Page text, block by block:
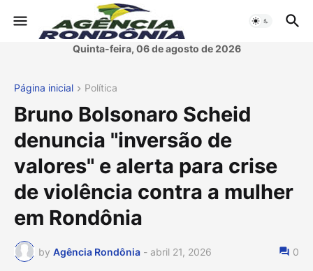
Quinta-feira, 06 de agosto de 2026
Página inicial Política
Bruno Bolsonaro Scheid
denuncia "inversão de
valores" e alerta para crise
de violência contra a mulher
em Rondônia
by Agência Rondônia - abril 21, 2026 0